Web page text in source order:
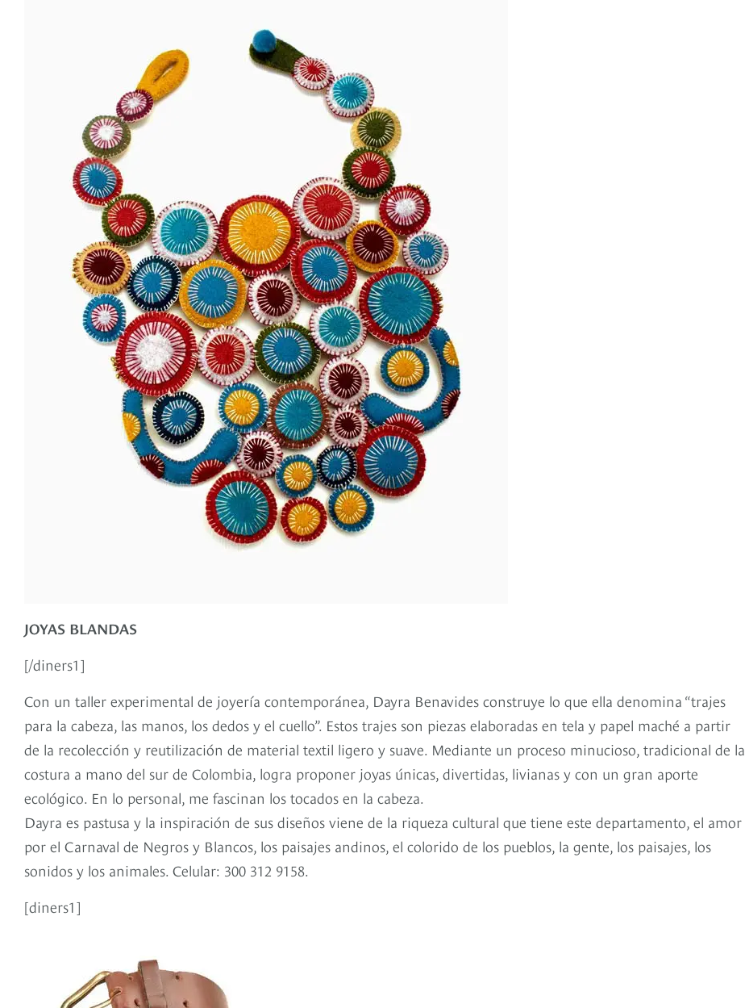
JOYAS BLANDAS
[/diners1]
Con un taller experimental de joyería contemporánea, Dayra Benavides construye lo que ella denomina “trajes
para la cabeza, las manos, los dedos y el cuello”. Estos trajes son piezas elaboradas en tela y papel maché a partir
de la recolección y reutilización de material textil ligero y suave. Mediante un proceso minucioso, tradicional de la
costura a mano del sur de Colombia, logra proponer joyas únicas, divertidas, livianas y con un gran aporte
ecológico. En lo personal, me fascinan los tocados en la cabeza.
Dayra es pastusa y la inspiración de sus diseños viene de la riqueza cultural que tiene este departamento, el amor
por el Carnaval de Negros y Blancos, los paisajes andinos, el colorido de los pueblos, la gente, los paisajes, los
sonidos y los animales. Celular: 300 312 9158.
[diners1]